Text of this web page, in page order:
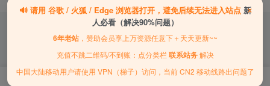
🔊 请用 谷歌 / 火狐 / Edge浏览器打开，避免后续无法进入站点 新
人必看（解决90%问题）
6年老站，赞助会员享上万资源任意下＋天天更新~~
充值不跳二维码/不到账：点分类栏联系站务解决
｜
中国大陆移动用户请使用 VPN（梯子）访问，当前 CN2 移动线路出问题了
×